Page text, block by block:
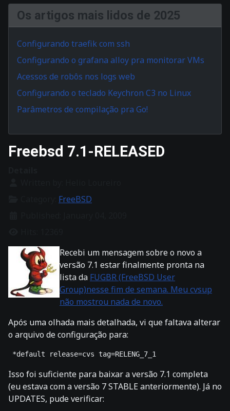
Os artigos mais lidos de 2025
Configurando traefik com ssh
Configurando o grafana alloy pra monitorar VMs
Acessos de robôs nos logs web
Configurando o teclado Keychron C3 no Linux
Parâmetros de compilação pra Go!
Freebsd 7.1-RELEASED
FreeBSD
Recebi um mensagem sobre o novo a
versão 7.1 estar finalmente pronta na
lista da FUGBR (FreeBSD User
Group)nesse fim de semana. Meu cvsup
não mostrou nada de novo.
Após uma olhada mais detalhada, vi que faltava alterar
o arquivo de configuração para:
*default release=cvs tag=RELENG_7_1
Isso foi suficiente para baixar a versão 7.1 completa
(eu estava com a versão 7 STABLE anteriormente). Já no
UPDATES, pude verificar: